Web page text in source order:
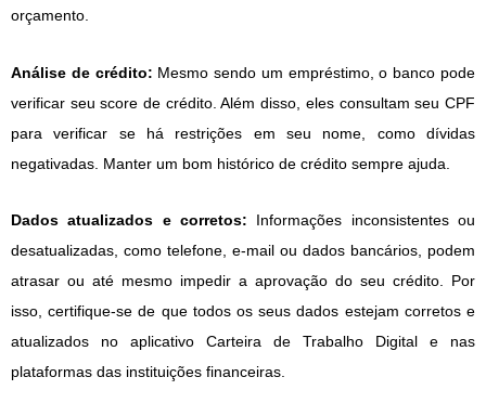
orçamento.
Análise de crédito: Mesmo sendo um empréstimo, o banco pode
verificar seu score de crédito. Além disso, eles consultam seu CPF
para verificar se há restrições em seu nome, como dívidas
negativadas. Manter um bom histórico de crédito sempre ajuda.
Dados atualizados e corretos: Informações inconsistentes ou
desatualizadas, como telefone, e-mail ou dados bancários, podem
atrasar ou até mesmo impedir a aprovação do seu crédito. Por
isso, certifique-se de que todos os seus dados estejam corretos e
atualizados no aplicativo Carteira de Trabalho Digital e nas
plataformas das instituições financeiras.